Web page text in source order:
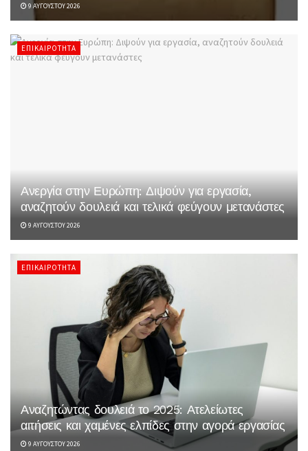
9 ΑΥΓΟΎΣΤΟΥ 2026
ΕΠΙΚΑΙΡΌΤΗΤΑ
Ανεργία στην Ευρώπη: Διψούν για εργασία,
αναζητούν δουλειά και τελικά φεύγουν μετανάστες
9 ΑΥΓΟΎΣΤΟΥ 2026
ΕΠΙΚΑΙΡΌΤΗΤΑ
Αναζητώντας δουλειά το 2025: Ατελείωτες
αιτήσεις και χαμένες ελπίδες στην αγορά εργασίας
9 ΑΥΓΟΎΣΤΟΥ 2026